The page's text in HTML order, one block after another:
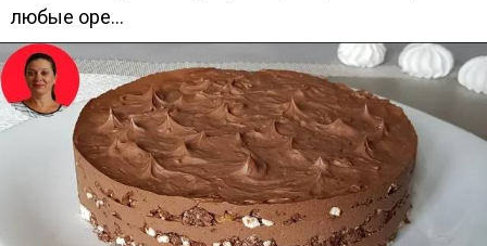
любые оре...